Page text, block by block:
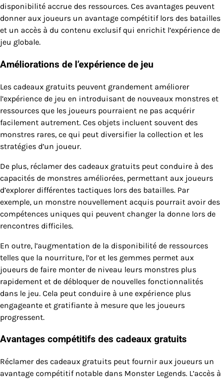
disponibilité accrue des ressources. Ces avantages peuvent
donner aux joueurs un avantage compétitif lors des batailles
et un accès à du contenu exclusif qui enrichit l’expérience de
jeu globale.
Améliorations de l’expérience de jeu
Les cadeaux gratuits peuvent grandement améliorer
l’expérience de jeu en introduisant de nouveaux monstres et
ressources que les joueurs pourraient ne pas acquérir
facilement autrement. Ces objets incluent souvent des
monstres rares, ce qui peut diversifier la collection et les
stratégies d’un joueur.
De plus, réclamer des cadeaux gratuits peut conduire à des
capacités de monstres améliorées, permettant aux joueurs
d’explorer différentes tactiques lors des batailles. Par
exemple, un monstre nouvellement acquis pourrait avoir des
compétences uniques qui peuvent changer la donne lors de
rencontres difficiles.
En outre, l’augmentation de la disponibilité de ressources
telles que la nourriture, l’or et les gemmes permet aux
joueurs de faire monter de niveau leurs monstres plus
rapidement et de débloquer de nouvelles fonctionnalités
dans le jeu. Cela peut conduire à une expérience plus
engageante et gratifiante à mesure que les joueurs
progressent.
Avantages compétitifs des cadeaux gratuits
Réclamer des cadeaux gratuits peut fournir aux joueurs un
avantage compétitif notable dans Monster Legends. L’accès à